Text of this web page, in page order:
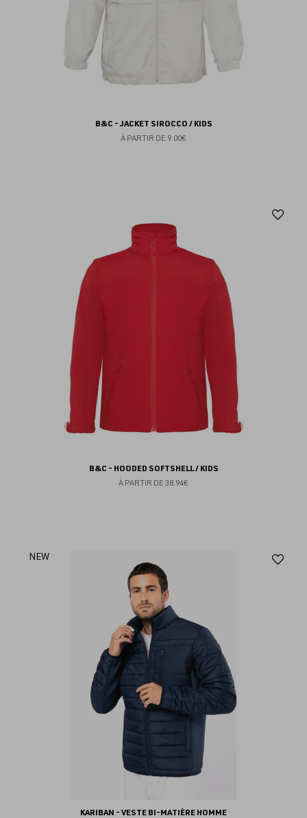
B&C - JACKET SIROCCO / KIDS
À PARTIR DE 9.00€
B&C - HOODED SOFTSHELL / KIDS
À PARTIR DE 38.94€
NEW
KARIBAN - VESTE BI-MATIÈRE HOMME